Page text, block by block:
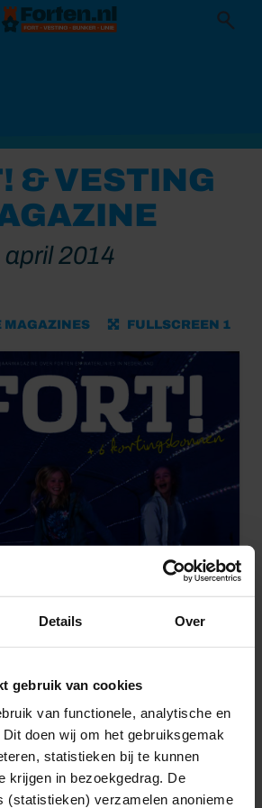
Details Over
gebruik van cookies
van functionele, analytische en
doen wij om het gebruiksgemak
statistieken bij te kunnen
krijgen in bezoekgedrag. De
(statistieken) verzamelen anonieme
& VESTING
april 2014
MAGAZINES FULLSCREEN 1